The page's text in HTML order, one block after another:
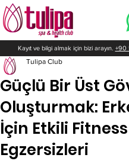
Kayıt ve bilgi almak için bizi arayın. +90
Güçlü Bir Üst
Oluşturmak:
İçin Etkili Fitness
Egzersizleri
Tulipa Club